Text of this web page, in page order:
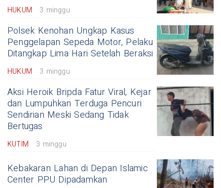
HUKUM 3 minggu
Polsek Kenohan Ungkap Kasus
Penggelapan Sepeda Motor, Pelaku
Ditangkap Lima Hari Setelah Beraksi
HUKUM 3 minggu
Aksi Heroik Bripda Fatur Viral, Kejar
dan Lumpuhkan Terduga Pencuri
Sendirian Meski Sedang Tidak
Bertugas
KUTIM 3 minggu
Kebakaran Lahan di Depan Islamic
Center PPU Dipadamkan